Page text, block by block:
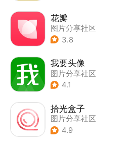
花瓣
图片分享社区
3.8
我要头像
图片分享社区
4.1
拾光盒子
图片分享社区
4.9